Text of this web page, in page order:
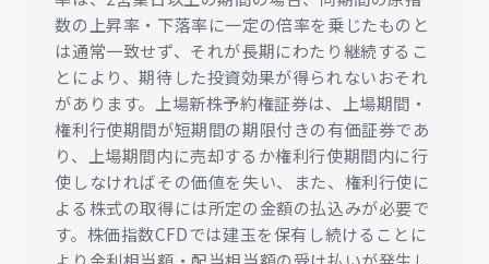
数の上昇率・下落率に一定の倍率を乗じたものと
は通常一致せず、それが長期にわたり継続するこ
とにより、期待した投資効果が得られないおそれ
があります。上場新株予約権証券は、上場期間・
権利行使期間が短期間の期限付きの有価証券であ
り、上場期間内に売却するか権利行使期間内に行
使しなければその価値を失い、また、権利行使に
よる株式の取得には所定の金額の払込みが必要で
す。株価指数CFDでは建玉を保有し続けることに